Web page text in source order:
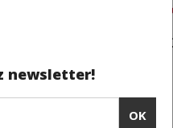
newsletter!
OK